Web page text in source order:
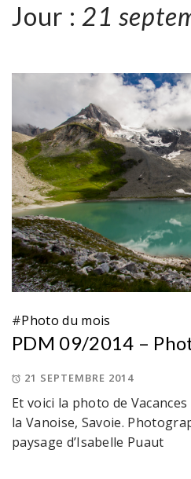
Jour : 21
#Photo du mois
PDM 09/2014 –
21 SEPTEMBRE 2014
Et voici la photo de
la Vanoise, Savoie.
paysage d’Isabelle Puaut